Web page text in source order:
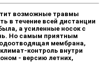
возможные травмы
в течение всей дистанции
а усиленные носок с
Но самым приятным
мембрана,
контроль внутри
- версию летних,